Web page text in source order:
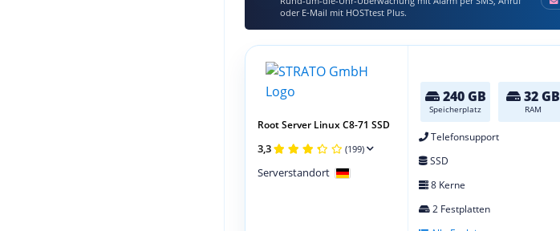
oder E‑Mail mit HOSTtest Plus.
240 GB
Speicherplatz
32 GB
RAM
Telefonsupport
SSD
8 Kerne
2 Festplatten
Root Server Linux C8-71 SSD
3,3 (199)
Serverstandort